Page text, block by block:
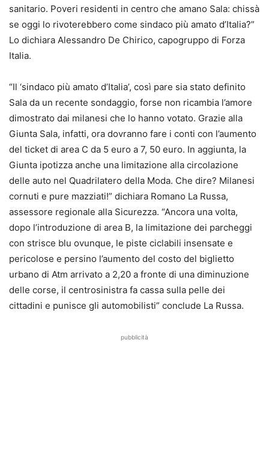
sanitario. Poveri residenti in centro che amano Sala: chissà
se oggi lo rivoterebbero come sindaco più amato d’Italia?”
Lo dichiara Alessandro De Chirico, capogruppo di Forza
Italia.
“Il ‘sindaco più amato d’Italia’, così pare sia stato definito
Sala da un recente sondaggio, forse non ricambia l’amore
dimostrato dai milanesi che lo hanno votato. Grazie alla
Giunta Sala, infatti, ora dovranno fare i conti con l’aumento
del ticket di area C da 5 euro a 7, 50 euro. In aggiunta, la
Giunta ipotizza anche una limitazione alla circolazione
delle auto nel Quadrilatero della Moda. Che dire? Milanesi
cornuti e pure mazziati!” dichiara Romano La Russa,
assessore regionale alla Sicurezza. “Ancora una volta,
dopo l’introduzione di area B, la limitazione dei parcheggi
con strisce blu ovunque, le piste ciclabili insensate e
pericolose e persino l’aumento del costo del biglietto
urbano di Atm arrivato a 2,20 a fronte di una diminuzione
delle corse, il centrosinistra fa cassa sulla pelle dei
cittadini e punisce gli automobilisti” conclude La Russa.
pubblicità